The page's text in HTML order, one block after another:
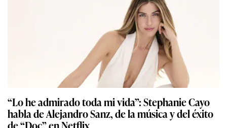
“Lo he admirado toda mi vida”: Stephanie Cayo
habla de Alejandro Sanz, de la música y del éxito
de “Doc” en Netflix